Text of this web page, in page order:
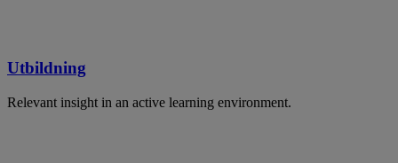
Utbildning
Relevant insight in an active learning environment.